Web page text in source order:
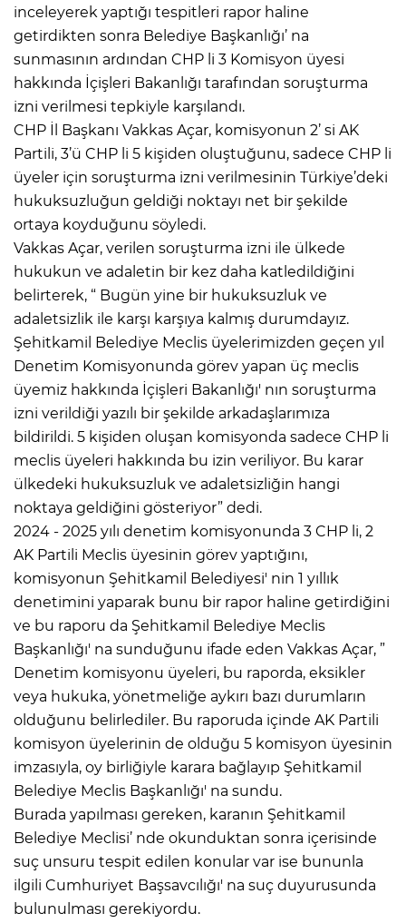
inceleyerek yaptığı tespitleri rapor haline
getirdikten sonra Belediye Başkanlığı’ na
sunmasının ardından CHP li 3 Komisyon üyesi
hakkında İçişleri Bakanlığı tarafından soruşturma
izni verilmesi tepkiyle karşılandı.
CHP İl Başkanı Vakkas Açar, komisyonun 2’ si AK
Partili, 3’ü CHP li 5 kişiden oluştuğunu, sadece CHP li
üyeler için soruşturma izni verilmesinin Türkiye’deki
hukuksuzluğun geldiği noktayı net bir şekilde
ortaya koyduğunu söyledi.
Vakkas Açar, verilen soruşturma izni ile ülkede
hukukun ve adaletin bir kez daha katledildiğini
belirterek, “ Bugün yine bir hukuksuzluk ve
adaletsizlik ile karşı karşıya kalmış durumdayız.
Şehitkamil Belediye Meclis üyelerimizden geçen yıl
Denetim Komisyonunda görev yapan üç meclis
üyemiz hakkında İçişleri Bakanlığı' nın soruşturma
izni verildiği yazılı bir şekilde arkadaşlarımıza
bildirildi. 5 kişiden oluşan komisyonda sadece CHP li
meclis üyeleri hakkında bu izin veriliyor. Bu karar
ülkedeki hukuksuzluk ve adaletsizliğin hangi
noktaya geldiğini gösteriyor” dedi.
2024 - 2025 yılı denetim komisyonunda 3 CHP li, 2
AK Partili Meclis üyesinin görev yaptığını,
komisyonun Şehitkamil Belediyesi' nin 1 yıllık
denetimini yaparak bunu bir rapor haline getirdiğini
ve bu raporu da Şehitkamil Belediye Meclis
Başkanlığı' na sunduğunu ifade eden Vakkas Açar, ”
Denetim komisyonu üyeleri, bu raporda, eksikler
veya hukuka, yönetmeliğe aykırı bazı durumların
olduğunu belirlediler. Bu raporuda içinde AK Partili
komisyon üyelerinin de olduğu 5 komisyon üyesinin
imzasıyla, oy birliğiyle karara bağlayıp Şehitkamil
Belediye Meclis Başkanlığı' na sundu.
Burada yapılması gereken, karanın Şehitkamil
Belediye Meclisi’ nde okunduktan sonra içerisinde
suç unsuru tespit edilen konular var ise bununla
ilgili Cumhuriyet Başsavcılığı' na suç duyurusunda
bulunulması gerekiyordu.